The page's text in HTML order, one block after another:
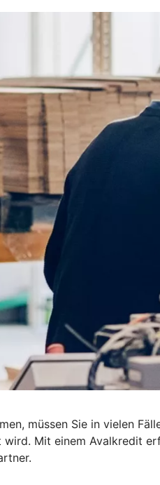
müssen Sie in vielen
Mit einem Avalkredit